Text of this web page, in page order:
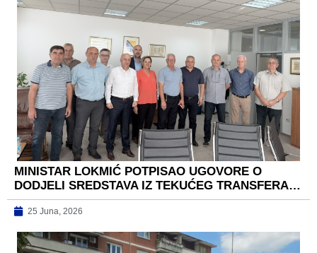
MINISTAR LOKMIĆ POTPISAO UGOVORE O
DODJELI SREDSTAVA IZ TEKUĆEG TRANSFERA…
25 Juna, 2026